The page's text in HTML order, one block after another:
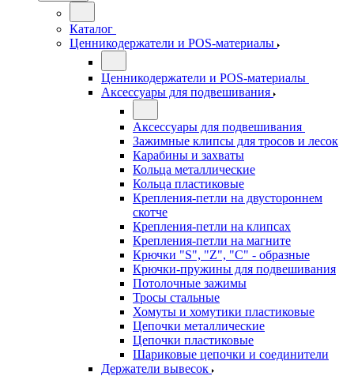
Каталог
Ценникодержатели и POS-материалы
Ценникодержатели и POS-материалы
Аксессуары для подвешивания
Аксессуары для подвешивания
Зажимные клипсы для тросов и лесок
Карабины и захваты
Кольца металлические
Кольца пластиковые
Крепления-петли на двустороннем
скотче
Крепления-петли на клипсах
Крепления-петли на магните
Крючки "S", "Z", "C" - образные
Крючки-пружины для подвешивания
Потолочные зажимы
Тросы стальные
Хомуты и хомутики пластиковые
Цепочки металлические
Цепочки пластиковые
Шариковые цепочки и соединители
Держатели вывесок